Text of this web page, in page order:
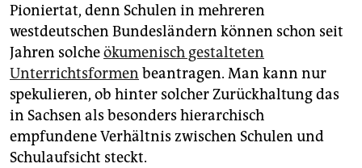
Pioniertat, denn Schulen in mehreren
westdeutschen Bundesländern können schon seit
Jahren solcheökumenisch gestalteten
Unterrichtsformen beantragen. Man kann nur
spekulieren, ob hinter solcher Zurückhaltung das
in Sachsen als besonders hierarchisch
empfundene Verhältnis zwischen Schulen und
Schulaufsicht steckt.